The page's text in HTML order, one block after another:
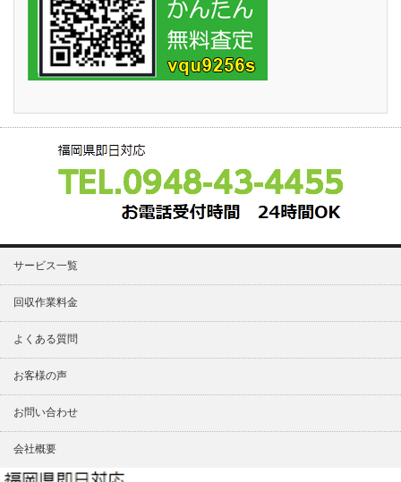
サービス一覧
回収作業料金
よくある質問
お客様の声
お問い合わせ
会社概要